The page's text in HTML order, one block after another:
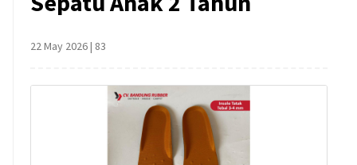
22 May 2026| 83